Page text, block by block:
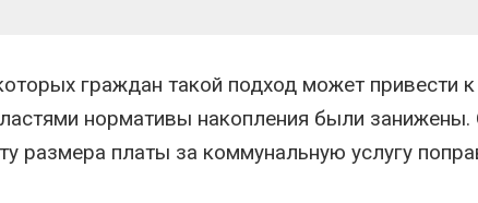
граждан такой подход может привести к
нормативы накопления были занижены.
размера платы за коммунальную услугу